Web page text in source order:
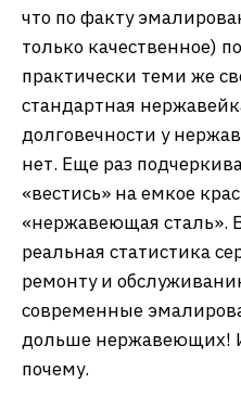
что по факту
только качественное)
практически теми же
стандартная
долговечности у
нет. Еще раз
«вестись» на емкое
«нержавеющая сталь».
реальная статистика
ремонту и
современные
дольше нержавеющих!
почему.